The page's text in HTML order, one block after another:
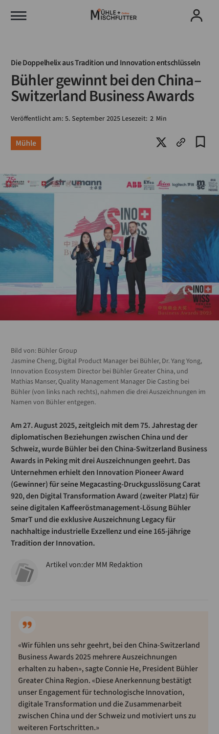
Die Doppelhelix aus Tradition und Innovation entschlüsseln
Bühler gewinnt bei den China–
Switzerland Business Awards
Veröffentlicht am:5. September 2025 Lesezeit: 2 Min
Mühle
Bild von: Bühler Group
Jasmine Cheng, Digital Product Manager bei Bühler, Dr. Yang Yong,
Innovation Ecosystem Director bei Bühler Greater China, und
Mathias Manser, Quality Management Manager Die Casting bei
Bühler (von links nach rechts), nahmen die drei Auszeichnungen im
Namen von Bühler entgegen.
Am 27. August 2025, zeitgleich mit dem 75. Jahrestag der
diplomatischen Beziehungen zwischen China und der
Schweiz, wurde Bühler bei den China-Switzerland Business
Awards in Peking mit drei Auszeichnungen geehrt. Das
Unternehmen erhielt den Innovation Pioneer Award
(Gewinner) für seine Megacasting-Druckgusslösung Carat
920, den Digital Transformation Award (zweiter Platz) für
seine digitalen Kaffeeröstmanagement-Lösung Bühler
SmarT und die exklusive Auszeichnung Legacy für
nachhaltige industrielle Exzellenz und eine 165-jährige
Tradition der Innovation.
Artikel von:der MM Redaktion
«Wir fühlen uns sehr geehrt, bei den China-Switzerland
Business Awards 2025 mehrere Auszeichnungen
erhalten zu haben», sagte Connie He, President Bühler
Greater China Region. «Diese Anerkennung bestätigt
unser Engagement für technologische Innovation,
digitale Transformation und die Zusammenarbeit
zwischen China und der Schweiz und motiviert uns zu
weiteren Fortschritten.»